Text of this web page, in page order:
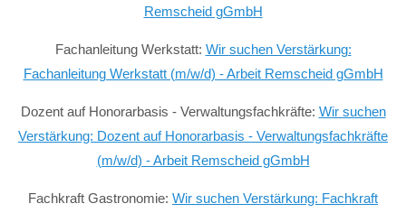
Remscheid gGmbH
Fachanleitung Werkstatt: Wir suchen Verstärkung:
Fachanleitung Werkstatt (m/w/d) - Arbeit Remscheid gGmbH
Dozent auf Honorarbasis - Verwaltungsfachkräfte: Wir suchen
Verstärkung: Dozent auf Honorarbasis - Verwaltungsfachkräfte
(m/w/d) - Arbeit Remscheid gGmbH
Fachkraft Gastronomie: Wir suchen Verstärkung: Fachkraft